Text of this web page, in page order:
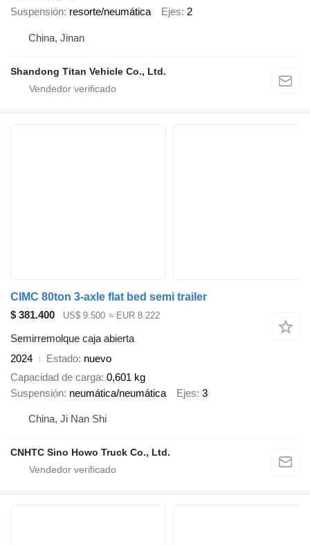
Suspensión resorte/neumática Ejes 2
China, Jinan
Shandong Titan Vehicle Co., Ltd.
CIMC 80ton 3-axle flat bed semi trailer
$ 381.400
US$ 9.500 ≈ EUR 8.222
Semirremolque caja abierta
2024
Estado nuevo
Capacidad de carga 0,601 kg
Suspensión neumática/neumática Ejes 3
China, Ji Nan Shi
CNHTC Sino Howo Truck Co., Ltd.